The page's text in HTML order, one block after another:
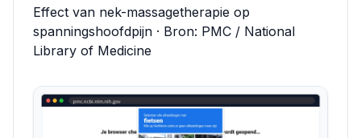
Effect van nek-massagetherapie op
spanningshoofdpijn · Bron: PMC / National
Library of Medicine